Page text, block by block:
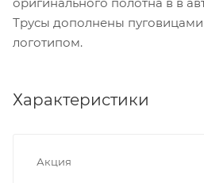
Трусы дополнены
логотипом.
Характеристики
Акция